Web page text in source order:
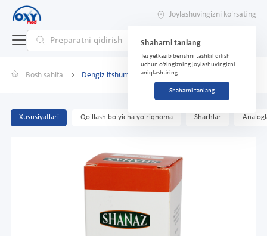
Joylashuvingizni ko'rsating
Shaharni tanlang
Tez yetkazib berishni tashkil qilish
uchun o'zingizning joylashuvingizni
aniqlashtiring
Shaharni tanlang
Bosh sahifa Dengiz itshumurt yog'i 100 ml
Xususiyatlari Qo'llash bo'yicha yo'riqnoma Sharhlar